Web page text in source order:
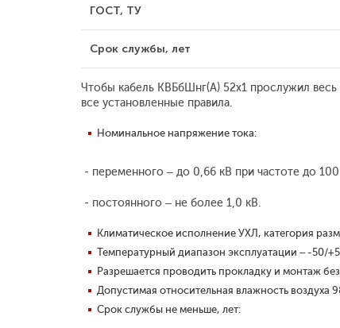
ГОСТ, ТУ
Срок службы, лет
Чтобы кабель КВБбШнг(А) 52х1 прослужил
все установленные правила.
Номинальное напряжение тока:
- переменного – до 0,66 кВ при частоте до 100
- постоянного – не более 1,0 кВ.
Климатическое исполнение УХЛ, категория
Температурный диапазон эксплуатации – -50/
Разрешается проводить прокладку и монтаж
Допустимая относительная влажность воздуха
Срок службы не меньше, лет: